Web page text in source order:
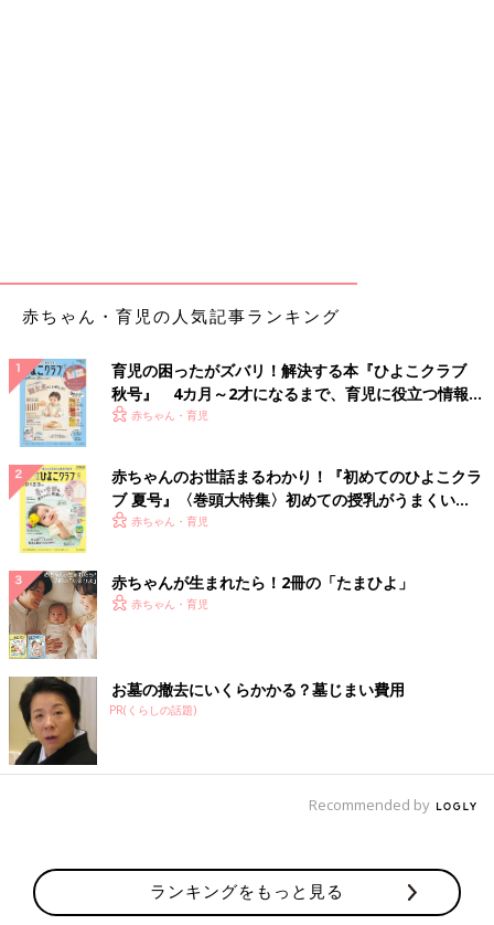
赤ちゃん・育児の人気記事ランキング
育児の困ったがズバリ！解決する本『ひよこクラブ
秋号』 4カ月～2才になるまで、育児に役立つ情報が
いっぱい！
赤ちゃん・育児
赤ちゃんのお世話まるわかり！『初めてのひよこクラ
ブ 夏号』〈巻頭大特集〉初めての授乳がうまくい
く！ おっぱい・ミルクの基本と夏のトラブル 解決テ
赤ちゃん・育児
赤ちゃんが生まれたら！2冊の「たまひよ」
赤ちゃん・育児
お墓の撤去にいくらかかる？墓じまい費用
PR(くらしの話題)
Recommended by
ランキングをもっと見る